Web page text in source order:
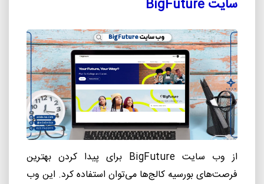
سایت BigFuture
از وب سایت BigFuture برای پیدا کردن بهترین
فرصتهای بورسیه کالجها میتوان استفادهکرد. این وب